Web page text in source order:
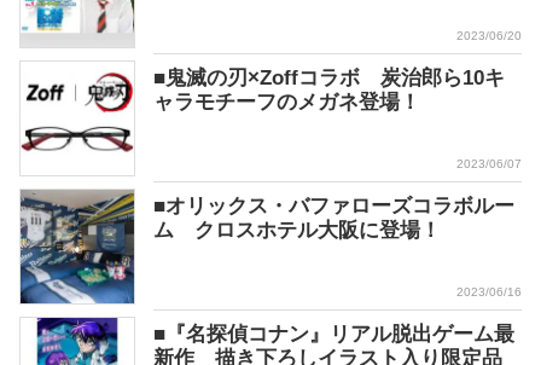
2023/06/20
■鬼滅の刃×Zoffコラボ 炭治郎ら10キ
ャラモチーフのメガネ登場！
2023/06/07
■オリックス・バファローズコラボルー
ム クロスホテル大阪に登場！
2023/06/16
■『名探偵コナン』リアル脱出ゲーム最
新作 描き下ろしイラスト入り限定品